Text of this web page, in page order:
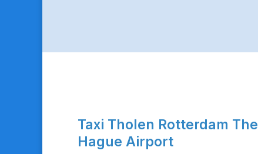
Taxi Tholen Rotterdam The
Hague Airport